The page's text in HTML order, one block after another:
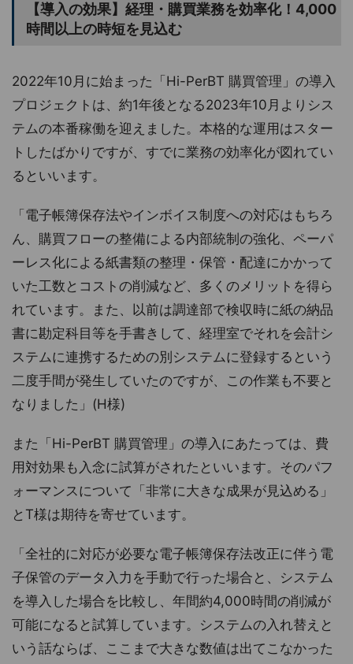
【導入の効果】経理・購買業務を効率化！4,000
時間以上の時短を見込む
2022年10月に始まった「Hi-PerBT 購買管理」の導入
プロジェクトは、約1年後となる2023年10月よりシス
テムの本番稼働を迎えました。本格的な運用はスター
トしたばかりですが、すでに業務の効率化が図れてい
るといいます。
「電子帳簿保存法やインボイス制度への対応はもちろ
ん、購買フローの整備による内部統制の強化、ペーパ
ーレス化による紙書類の整理・保管・配達にかかって
いた工数とコストの削減など、多くのメリットを得ら
れています。また、以前は調達部で検収時に紙の納品
書に勘定科目等を手書きして、経理室でそれを会計シ
ステムに連携するための別システムに登録するという
二度手間が発生していたのですが、この作業も不要と
なりました」(H様)
また「Hi-PerBT 購買管理」の導入にあたっては、費
用対効果も入念に試算がされたといいます。そのパフ
ォーマンスについて「非常に大きな成果が見込める」
とT様は期待を寄せています。
「全社的に対応が必要な電子帳簿保存法改正に伴う電
子保管のデータ入力を手動で行った場合と、システム
を導入した場合を比較し、年間約4,000時間の削減が
可能になると試算しています。システムの入れ替えと
いう話ならば、ここまで大きな数値は出てこなかった